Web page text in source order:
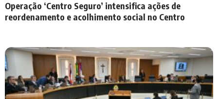
Operação ‘Centro Seguro’ intensifica ações de
reordenamento e acolhimento social no Centro